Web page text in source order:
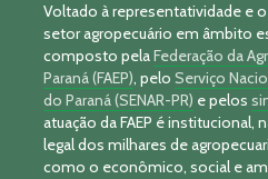
Voltado à representatividade e
setor agropecuário em âmbito
composto pelaFederação da
Paraná (FAEP), pelo Serviço
do Paraná (SENAR-PR) e pelos
atuação da FAEP é institucional,
legal dos milhares de
como o econômico, social e